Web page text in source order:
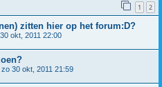
1 2
zitten hier op het forum:D?
okt, 2011 22:00
zo 30 okt, 2011 21:59